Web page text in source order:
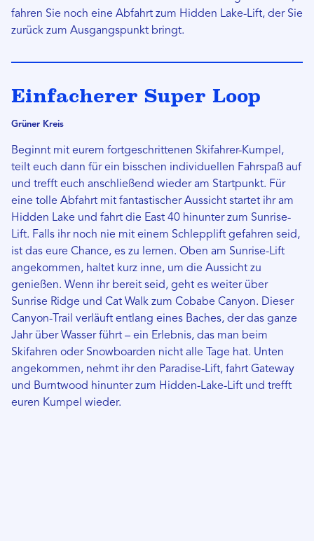
fahren Sie noch eine Abfahrt zum Hidden Lake-Lift, der Sie
zurück zum Ausgangspunkt bringt.
Einfacherer Super Loop
Grüner Kreis
Beginnt mit eurem fortgeschrittenen Skifahrer-Kumpel,
teilt euch dann für ein bisschen individuellen Fahrspaß auf
und trefft euch anschließend wieder am Startpunkt. Für
eine tolle Abfahrt mit fantastischer Aussicht startet ihr am
Hidden Lake und fahrt die East 40 hinunter zum Sunrise-
Lift. Falls ihr noch nie mit einem Schlepplift gefahren seid,
ist das eure Chance, es zu lernen. Oben am Sunrise-Lift
angekommen, haltet kurz inne, um die Aussicht zu
genießen. Wenn ihr bereit seid, geht es weiter über
Sunrise Ridge und Cat Walk zum Cobabe Canyon. Dieser
Canyon-Trail verläuft entlang eines Baches, der das ganze
Jahr über Wasser führt – ein Erlebnis, das man beim
Skifahren oder Snowboarden nicht alle Tage hat. Unten
angekommen, nehmt ihr den Paradise-Lift, fahrt Gateway
und Burntwood hinunter zum Hidden-Lake-Lift und trefft
euren Kumpel wieder.